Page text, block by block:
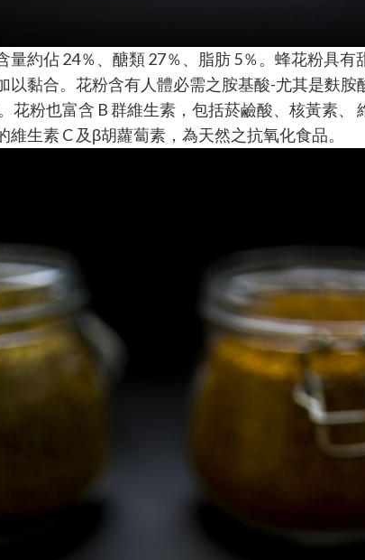
量約佔 24％、醣類 27％、脂肪 5％。蜂花粉具
以黏合。花粉含有人體必需之胺基酸-尤其是麩
花粉也富含 B 群維生素，包括菸鹼酸、核黃素、
維生素 C 及β胡蘿蔔素，為天然之抗氧化食品。